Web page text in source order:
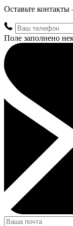
Оставьте
Поле заполнено